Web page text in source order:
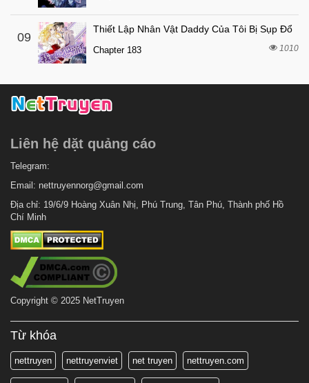
09
Thiết Lập Nhân Vật Daddy Của Tôi Bị Sụp Đổ
Chapter 183 1010
Liên hệ dặt quảng cáo
Telegram:
Email: nettruyennorg@gmail.com
Địa chỉ: 19/6/9 Hoàng Xuân Nhị, Phú Trung, Tân Phú, Thành phố Hồ
Chí Minh
Copyright © 2025 NetTruyen
Từ khóa
nettruyen nettruyenviet net truyen nettruyen.com